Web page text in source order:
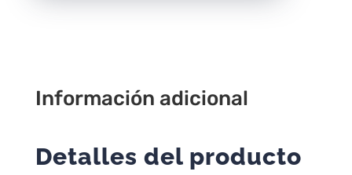
cantidad
Información adicional
Detalles del producto